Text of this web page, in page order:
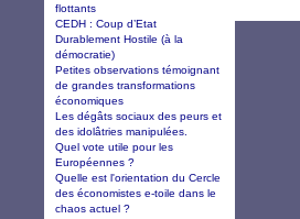
flottants
CEDH : Coup d’Etat
Durablement Hostile (à la
démocratie)
Petites observations témoignant
de grandes transformations
économiques
Les dégâts sociaux des peurs et
des idolâtries manipulées.
Quel vote utile pour les
Européennes ?
Quelle est l'orientation du Cercle
des économistes e-toile dans le
chaos actuel ?